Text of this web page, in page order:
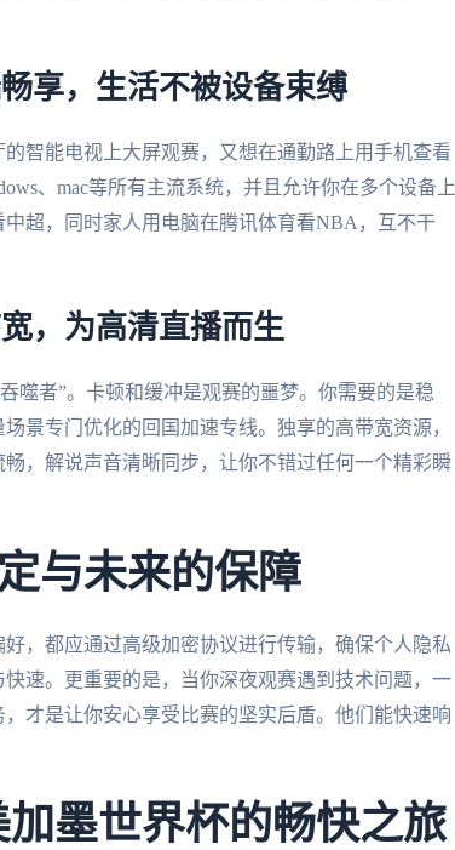
享，生活不被设备束缚
智能电视上大屏观赛，又想在通勤路上用手机查看
、mac等所有主流系统，并且允许你在多个设备上
超，同时家人用电脑在腾讯体育看NBA，互不干
，为高清直播而生
噬者”。卡顿和缓冲是观赛的噩梦。你需要的是稳
景专门优化的回国加速专线。独享的高带宽资源，
，解说声音清晰同步，让你不错过任何一个精彩瞬
与未来的保障
，都应通过高级加密协议进行传输，确保个人隐私
速。更重要的是，当你深夜观赛遇到技术问题，一
才是让你安心享受比赛的坚实后盾。他们能快速响
墨世界杯的畅快之旅